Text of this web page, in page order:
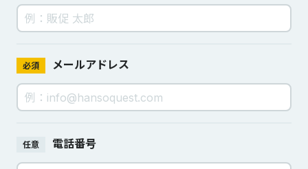
必須 メールアドレス
任意 電話番号